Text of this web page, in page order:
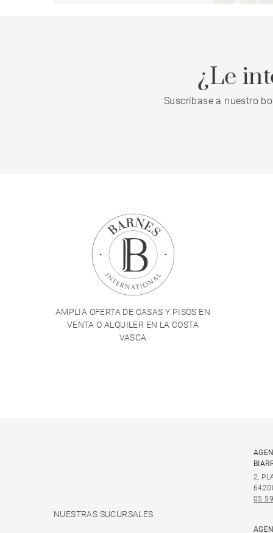
¿Le
Suscríbase a nuestro
AMPLIA OFERTA DE CASAS Y PISOS EN
VENTA O ALQUILER EN LA COSTA
VASCA
NUESTRAS SUCURSALES
2,
05